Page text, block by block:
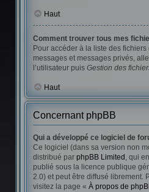
Haut
Comment trouver tous mes
Pour accéder à la liste des
messages et messages privés,
l’utilisateur puis Gestion des
Haut
Concernant phpBB
Qui a développé ce logiciel de
Ce logiciel (dans sa version non
distribué par phpBB Limited , qui
publié sous la licence publique
2.0) et peut être diffusé librement.
visitez la page « À propos de